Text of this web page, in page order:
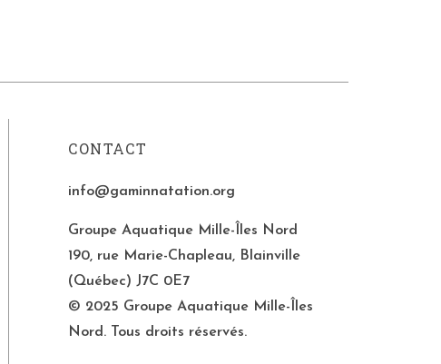
CONTACT
info@gaminnatation.org
Groupe Aquatique Mille-Îles Nord
190, rue Marie-Chapleau, Blainville
(Québec) J7C 0E7
© 2025 Groupe Aquatique Mille-Îles
Nord. Tous droits réservés.